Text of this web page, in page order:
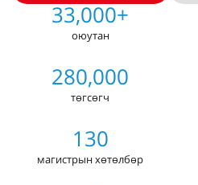
33,000+
оюутан
280,000
төгсөгч
130
магистрын хөтөлбөр